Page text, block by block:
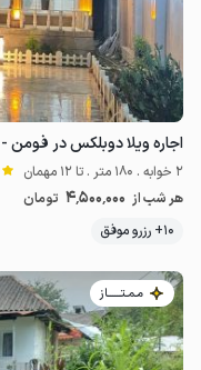
اجاره ویلا دوبلکس در فومن -
2 خوابه . 180 متر . تا 12 مهمان
هر شب از 4٬500٬000 تومان
10+ رزرو موفق
مـمـتــــــاز